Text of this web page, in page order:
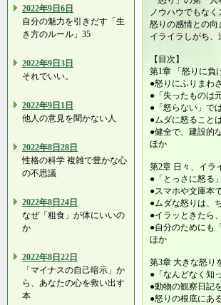
2022年9日6日
自分の魅力を引きだす「生
き方のルール」35
2022年9日3日
それでいい。
2022年9日1日
他人の意見を聞かない人
2022年8日28日
性格の科学 複雑で豊かな心
の不思議
2022年8日24日
なぜ「粗食」が体にいいの
か
2022年8日22日
「マイナスの自己暗示」か
ら、あなたの心を救い出す
本
ノウハウでもなく
怒りの感情との向
イライラしがち、
【目次】
第1章 「怒りに負
●怒りにふりまわ
●「失ったものは
●「怒らない」で
●ムダに怒ること
●健全で、建設的
ほか
第2章 日々、イラ
●「とっさに怒る
●スマホや文庫本
●ムダな怒りは、
●イラッときたら
●自分のためにも
ほか
第3章 大きな怒り
●「なんどなく知
●動物の観察日記
●怒りの根底にあ